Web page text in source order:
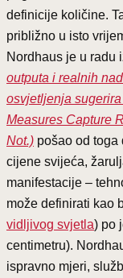
definicije količine.
približno u isto
Nordhaus je u radu
outputa i realnih
osvjetljenja
Measures Capture
Not.) pošao od toga
cijene svijeća,
manifestacije –
može definirati kao
vidljivog svjetla) po
centimetru).
ispravno mjeri,